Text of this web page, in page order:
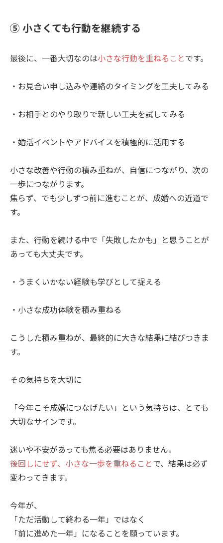
⑤ 小さくても行動を継続する
最後に、一番大切なのは小さな行動を重ねることです。
・お見合い申し込みや連絡のタイミングを工夫してみる
・お相手とのやり取りで新しい工夫を試してみる
・婚活イベントやアドバイスを積極的に活用する
小さな改善や行動の積み重ねが、自信につながり、次の
一歩につながります。
焦らず、でも少しずつ前に進むことが、成婚への近道で
す。
また、行動を続ける中で「失敗したかも」と思うことが
あっても大丈夫です。
・うまくいかない経験も学びとして捉える
・小さな成功体験を積み重ねる
こうした積み重ねが、最終的に大きな結果に結びつきま
す。
その気持ちを大切に
「今年こそ成婚につなげたい」という気持ちは、とても
大切なサインです。
迷いや不安があっても焦る必要はありません。
後回しにせず、小さな一歩を重ねることで、結果は必ず
変わってきます。
今年が、
「ただ活動して終わる一年」ではなく
「前に進めた一年」になることを願っています。